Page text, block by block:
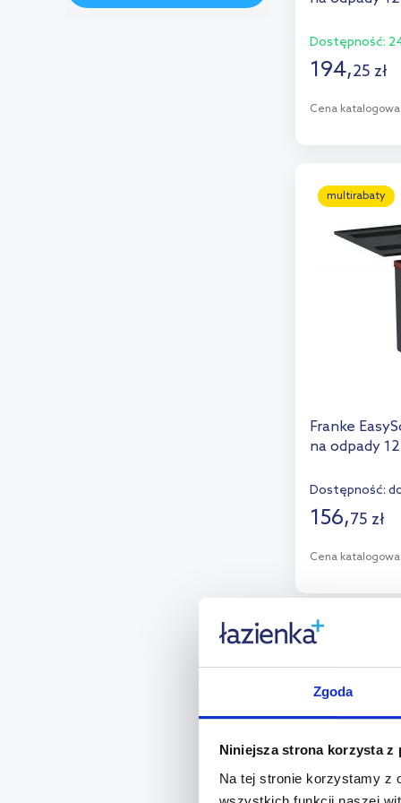
Zgoda
Niniejsza strona korzysta z
Na tej stronie korzystamy z
Dostępność:
194,25 zł
Cena katalogowa:
multirabaty
Franke
na odpady
Dostępność:
156,75 zł
Cena katalogowa: